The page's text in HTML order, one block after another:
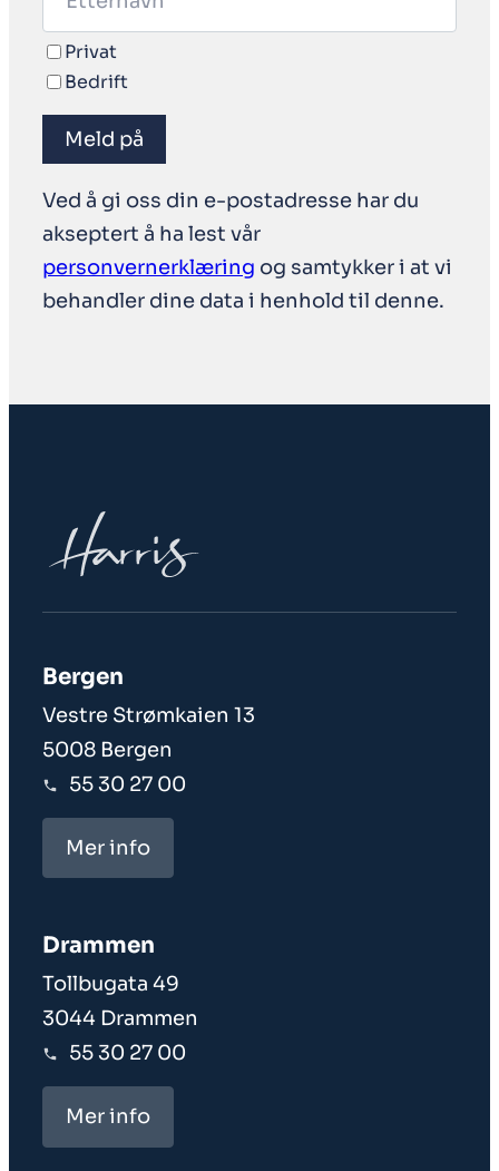
Privat
Bedrift
Meld på
Ved å gi oss din e-postadresse har du
akseptert å ha lest vår
personvernerklæring og samtykker i at vi
behandler dine data i henhold til denne.
Bergen
Vestre Strømkaien 13
5008 Bergen
55 30 27 00
Mer info
Drammen
Tollbugata 49
3044 Drammen
55 30 27 00
Mer info